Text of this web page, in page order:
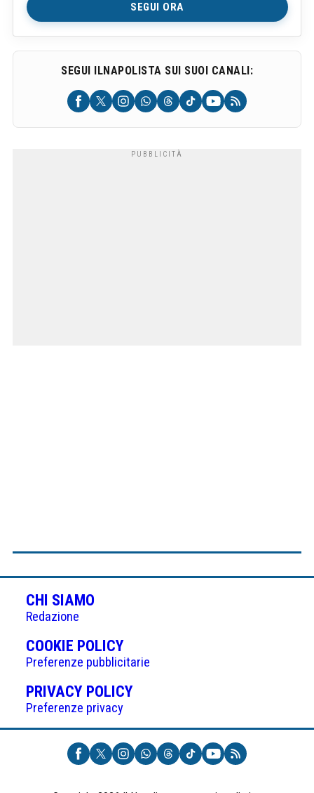
SEGUI ORA
SEGUI ILNAPOLISTA SUI SUOI CANALI:
CHI SIAMO
Redazione
COOKIE POLICY(APRE
IN
UNA
NUOVA
Preferenze pubblicitarie
PRIVACY POLICY(APRE
UNA
NUOVA
SCHEDA)
Preferenze privacy